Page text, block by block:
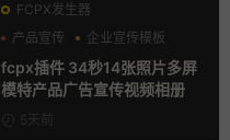
FCPX发生器
产品宣传
企业宣传模板
分屏模板
fcpx插件 34秒14张照片多屏
模特产品广告宣传视频相册
5天前